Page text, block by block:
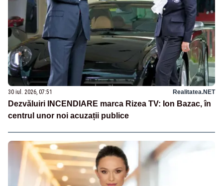
30 iul. 2026, 07:51 Realitatea.NET
Dezvăluiri INCENDIARE marca Rizea TV: Ion Bazac, în
centrul unor noi acuzații publice